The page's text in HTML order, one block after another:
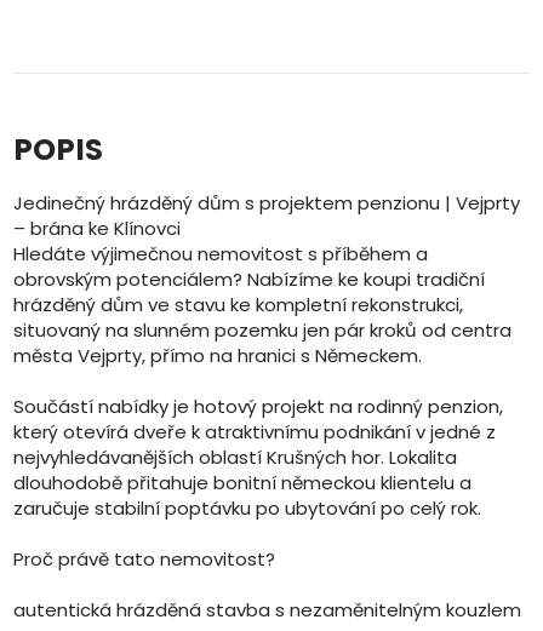
POPIS
Jedinečný hrázděný dům s projektem penzionu | Vejprty
– brána ke Klínovci
Hledáte výjimečnou nemovitost s příběhem a
obrovským potenciálem? Nabízíme ke koupi tradiční
hrázděný dům ve stavu ke kompletní rekonstrukci,
situovaný na slunném pozemku jen pár kroků od centra
města Vejprty, přímo na hranici s Německem.
Součástí nabídky je hotový projekt na rodinný penzion,
který otevírá dveře k atraktivnímu podnikání v jedné z
nejvyhledávanějších oblastí Krušných hor. Lokalita
dlouhodobě přitahuje bonitní německou klientelu a
zaručuje stabilní poptávku po ubytování po celý rok.
Proč právě tato nemovitost?
autentická hrázděná stavba s nezaměnitelným kouzlem